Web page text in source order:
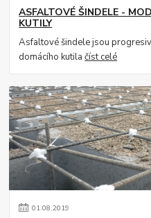
ASFALTOVÉ ŠINDELE -
KUTILY
Asfaltové šindele jsou
domácího kutilačíst celé
01.08.2019